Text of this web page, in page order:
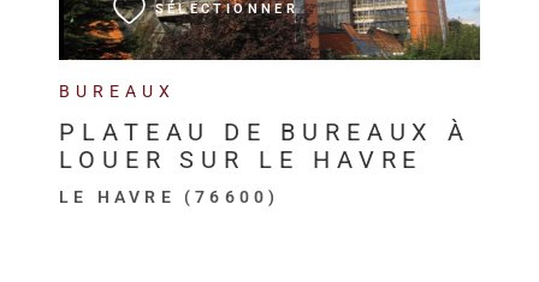
BUREAUX
PLATEAU DE BUREAUX À
LOUER SUR LE HAVRE
LE HAVRE (76600)
SÉLECTIONNER